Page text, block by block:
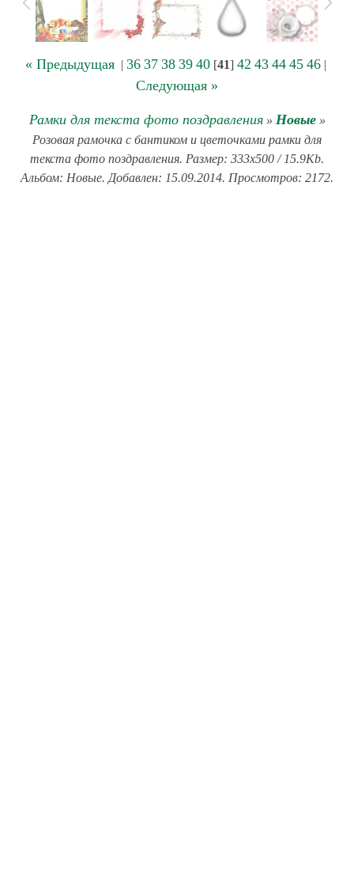
« Предыдущая| 36 37 38 39 40[41] 42 43 44 45 46|
Следующая »
Рамки для текста фото поздравления» Новые»
Розовая рамочка с бантиком и цветочками рамки для
текста фото поздравления. Размер: 333x500 / 15.9Kb.
Альбом: Новые. Добавлен: 15.09.2014. Просмотров: 2172.